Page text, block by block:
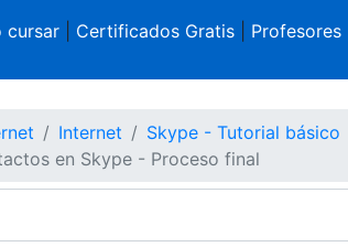
cursar| Certificados Gratis| Profesores|
Internet
Skype - Tutorial básico
en Skype - Proceso final